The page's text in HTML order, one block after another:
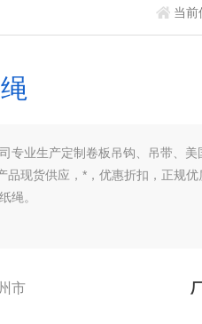
当前
专业生产定制卷板吊钩、吊带、
品现货供应，*，优惠折扣，正规
绳。
市